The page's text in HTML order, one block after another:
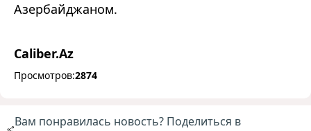
Азербайджаном.
Caliber.Az
Просмотров:2874
Вам понравилась новость? Поделиться в